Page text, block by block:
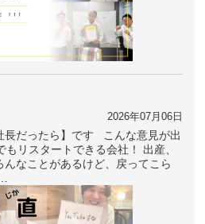
2026年07月06日
長だったら】です こんな意見が出
リスタートできる会社！ 出産、
なことがあるけど、戻ってこら